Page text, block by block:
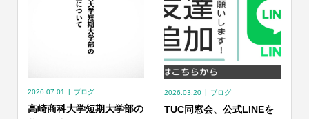
2026.07.01 ブログ
高崎商科大学短期大学部の
2026.03.20 ブログ
TUC同窓会、公式LINEを